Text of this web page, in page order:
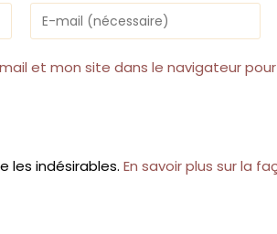
Enter
your
email
address
et mon site dans le navigateur
les indésirables.En savoir plus sur la